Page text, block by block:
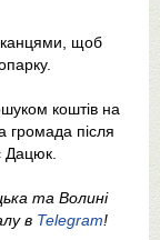
щоб
коштів на
громада після
Дацюк.
та Волині
в Telegram!